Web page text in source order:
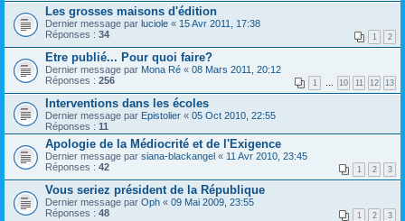
Les grosses maisons d'édition
Dernier message par luciole « 15 Avr 2011, 17:38
Réponses : 34 1 2
Etre publié... Pour quoi faire?
Dernier message par Mona Ré « 08 Mars 2011, 20:12
Réponses : 256 1 … 10 11 12 13
Interventions dans les écoles
Dernier message par Epistolier « 05 Oct 2010, 22:55
Réponses : 11
Apologie de la Médiocrité et de l'Exigence
Dernier message par siana-blackangel « 11 Avr 2010, 23:45
Réponses : 42 1 2 3
Vous seriez président de la République
Dernier message par Oph « 09 Mai 2009, 23:55
Réponses : 48 1 2 3